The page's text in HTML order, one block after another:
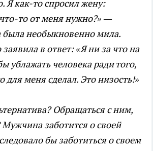
Я как-то спросил жену:
то от меня нужно?» —
была необыкновенно мила.
заявила в ответ: «Я ни за что на
ублажать человека ради того,
для меня сделал. Это низость!»
Обращаться с ним,
заботится о своей
бы заботиться о своем